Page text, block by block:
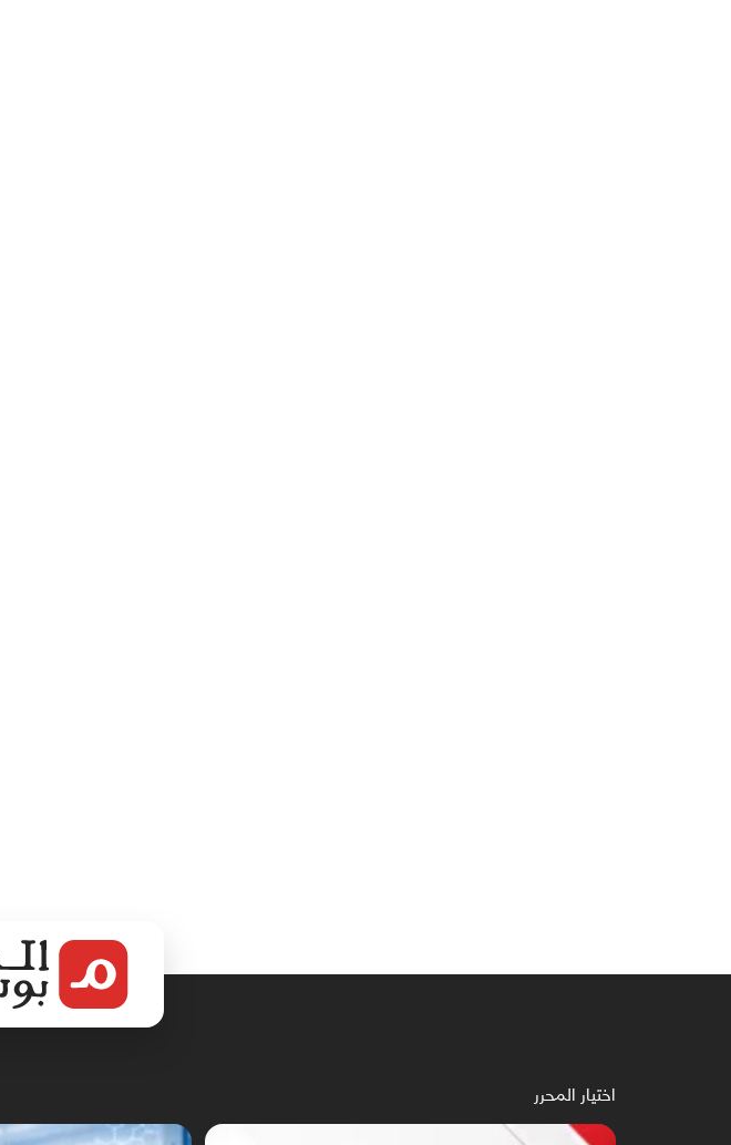
اختيار المحرر